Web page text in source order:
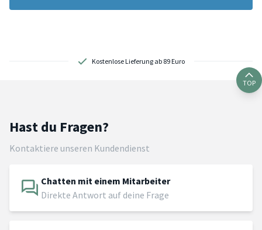
Kostenlose Lieferung ab 89 Euro
TOP
Hast du Fragen?
Kontaktiere unseren Kundendienst
Chatten mit einem Mitarbeiter
Direkte Antwort auf deine Frage